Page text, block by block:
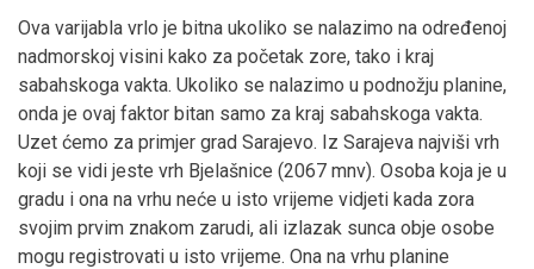
Ova varijabla vrlo je bitna ukoliko se nalazimo na određenoj
nadmorskoj visini kako za početak zore, tako i kraj
sabahskoga vakta. Ukoliko se nalazimo u podnožju planine,
onda je ovaj faktor bitan samo za kraj sabahskoga vakta.
Uzet ćemo za primjer grad Sarajevo. Iz Sarajeva najviši vrh
koji se vidi jeste vrh Bjelašnice (2067 mnv). Osoba koja je u
gradu i ona na vrhu neće u isto vrijeme vidjeti kada zora
svojim prvim znakom zarudi, ali izlazak sunca obje osobe
mogu registrovati u isto vrijeme. Ona na vrhu planine